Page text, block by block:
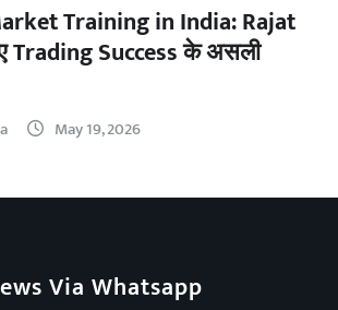
Training in India: Rajat
Trading Success के असली
May 19, 2026
Via Whatsapp